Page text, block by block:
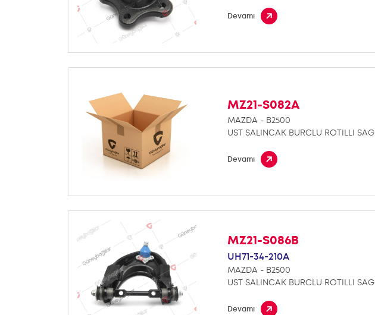
Devamı
MZ21-S082A
MAZDA - B2500
UST SALINCAK BURCLU ROTILLI SAG
Devamı
MZ21-S086B
UH71-34-210A
MAZDA - B2500
UST SALINCAK BURCLU ROTILLI SAG
Devamı